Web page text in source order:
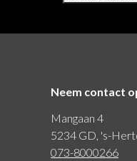
Neem contact
Mangaan 4
5234 GD, 's-
073-8000266